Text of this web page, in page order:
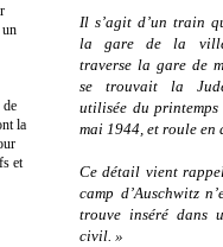
Il s’agit d’un train
la gare de la ville
traverse la gare de
se trouvait la
utilisée du printemps
mai 1944, et roule
Ce détail vient
camp d’Auschwitz
trouve inséré dans
civil. »
un
la
et